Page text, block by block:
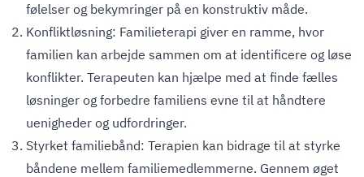
følelser og bekymringer på en konstruktiv måde.
Konfliktløsning: Familieterapi giver en ramme, hvor
familien kan arbejde sammen om at identificere og løse
konflikter. Terapeuten kan hjælpe med at finde fælles
løsninger og forbedre familiens evne til at håndtere
uenigheder og udfordringer.
Styrket familiebånd: Terapien kan bidrage til at styrke
båndene mellem familiemedlemmerne. Gennem øget